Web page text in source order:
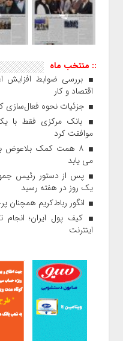
:: منتخب ماه
بررسی ضوابط افزایش
اقتصاد و کار
جزئیات نحوه فعال‌سازی
موافقت کرد
۸ همت کمک بلاعوض
می یابد
پس از دستور رئیس‌
یک روز در هفته رسید
انگور رباط‌کریم همچنان
کیف پول ایران؛ انجام
اینترنت